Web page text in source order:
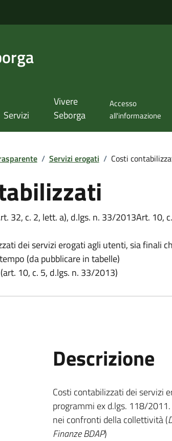
Servizi
Vivere
Seborga
Accesso
all'informazione
/ Servizi erogati / Costi
32, c. 2, lett. a), d.lgs. n. 33/2013Art. 10,
dei servizi erogati agli utenti, sia finali
(da pubblicare in tabelle)
10, c. 5, d.lgs. n. 33/2013)
Descrizione
Costi contabilizzati dei servizi
programmi ex d.lgs. 118/
nei confronti della collettività (
Finanze BDAP)